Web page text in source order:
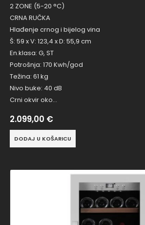
2 ZONE (5-20 °C)
CRNA RUČKA
Hlađenje crnog i bijelog vina
Š: 59 x V: 123,4 x D: 55,9 cm
En.klasa: G, ST
Potrošnja: 170 Kwh/god
Težina: 61 kg
Nivo buke: 40 dB
Crni okvir oko…
2.099,00 €
DODAJ U KOŠARICU